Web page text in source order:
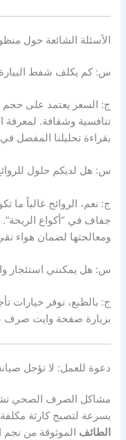
الأسئلة الشائعة حول
س: كم يكلف شفط
ج: السعر يعتمد على حجم
تنافسية وشفافة. لمعرفة
بقراءة تحليلنا
س: هل لديكم حلول
ج: نعم، الروائح غالباً ما
جفاف في “أكواع
ومعالجتها لضمان هواء
س: هل يمكنني استئجار
ج: بالطبع، نوفر خيارات
بزيارة صفحة وايت صرف
دعوة للعمل: لا تؤجل
مشاكل الصرف الصحي تشبه
بسرعة لتصبح كارثة
الطائف الموثوقة من نجم